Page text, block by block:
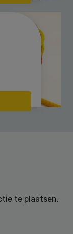
te plaatsen.